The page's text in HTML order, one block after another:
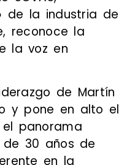
de la industria de
reconoce la
la voz en
de Martín
y pone en alto el
panorama
30 años de
en la